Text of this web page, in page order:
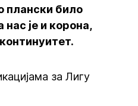
плански било
је и корона,
за Лигу